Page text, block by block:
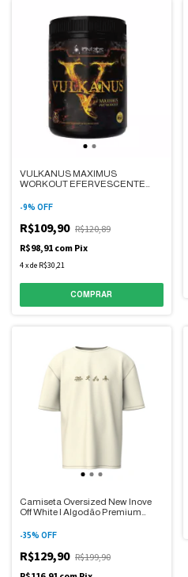
VULKANUS MAXIMUS
WORKOUT EFERVESCENTE
WATERMELON & LIMON – POTE
-9% OFF
R$109,90 R$120,89
R$98,91 com Pix
4xde R$30,21
Camiseta Oversized New Inove
Off White | Algodão Premium
-35% OFF
R$129,90 R$199,90